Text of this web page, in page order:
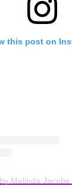
this post on
Melinda